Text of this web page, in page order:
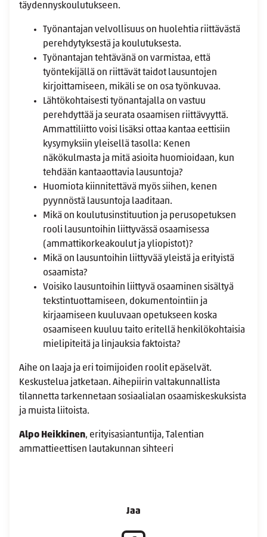
täydennyskoulutukseen.
Työnantajan velvollisuus on huolehtia riittävästä
perehdytyksestä ja koulutuksesta.
Työnantajan tehtävänä on varmistaa, että
työntekijällä on riittävät taidot lausuntojen
kirjoittamiseen, mikäli se on osa työnkuvaa.
Lähtökohtaisesti työnantajalla on vastuu
perehdyttää ja seurata osaamisen riittävyyttä.
Ammattiliitto voisi lisäksi ottaa kantaa eettisiin
kysymyksiin yleisellä tasolla: Kenen
näkökulmasta ja mitä asioita huomioidaan, kun
tehdään kantaaottavia lausuntoja?
Huomiota kiinnitettävä myös siihen, kenen
pyynnöstä lausuntoja laaditaan.
Mikä on koulutusinstituution ja perusopetuksen
rooli lausuntoihin liittyvässä osaamisessa
(ammattikorkeakoulut ja yliopistot)?
Mikä on lausuntoihin liittyvää yleistä ja erityistä
osaamista?
Voisiko lausuntoihin liittyvä osaaminen sisältyä
tekstintuottamiseen, dokumentointiin ja
kirjaamiseen kuuluvaan opetukseen koska
osaamiseen kuuluu taito eritellä henkilökohtaisia
mielipiteitä ja linjauksia faktoista?
Aihe on laaja ja eri toimijoiden roolit epäselvät.
Keskustelua jatketaan. Aihepiirin valtakunnallista
tilannetta tarkennetaan sosiaalialan osaamiskeskuksista
ja muista liitoista.
Alpo Heikkinen, erityisasiantuntija, Talentian
ammattieettisen lautakunnan sihteeri
Jaa